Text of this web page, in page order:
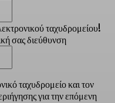
ταχυδρομείου!
σας διεύθυνση
ταχυδρομείο και τον
για την επόμενη